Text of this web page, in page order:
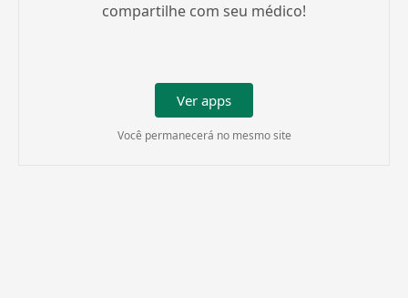
compartilhe com seu médico!
Ver apps
Você permanecerá no mesmo site